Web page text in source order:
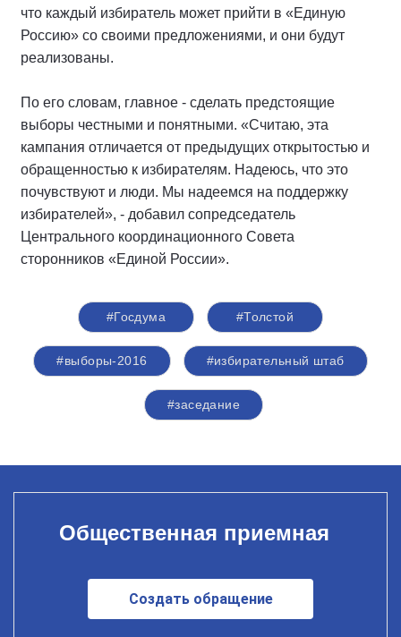
что каждый избиратель может прийти в «Единую
Россию» со своими предложениями, и они будут
реализованы.
По его словам, главное - сделать предстоящие
выборы честными и понятными. «Считаю, эта
кампания отличается от предыдущих открытостью и
обращенностью к избирателям. Надеюсь, что это
почувствуют и люди. Мы надеемся на поддержку
избирателей», - добавил сопредседатель
Центрального координационного Совета
сторонников «Единой России».
#Госдума #Толстой
#выборы-2016 #избирательный штаб
#заседание
Общественная приемная
Создать обращение